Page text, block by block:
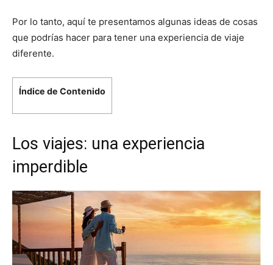
Por lo tanto, aquí te presentamos algunas ideas de cosas
que podrías hacer para tener una experiencia de viaje
diferente.
Índice de Contenido
Los viajes: una experiencia
imperdible